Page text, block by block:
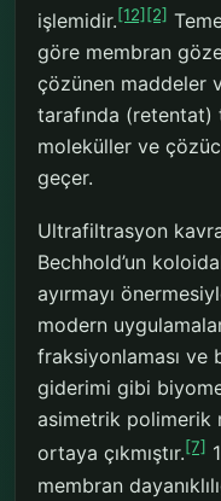
işlemidir.[12] [2]
göre membran
çözünen maddeler
tarafında
moleküller ve
geçer.
Ultrafiltrasyon
Bechhold’un
ayırmayı
modern
fraksiyonlaması ve
giderimi gibi
asimetrik polimerik
ortaya çıkmıştır.[7]
membran